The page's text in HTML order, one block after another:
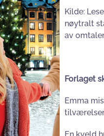
Kilde:
nøytralt
av
Forlaget
Emma